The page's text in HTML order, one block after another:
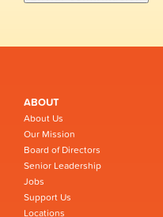
ABOUT
About Us
Our Mission
Board of Directors
Senior Leadership
Jobs
Support Us
Locations